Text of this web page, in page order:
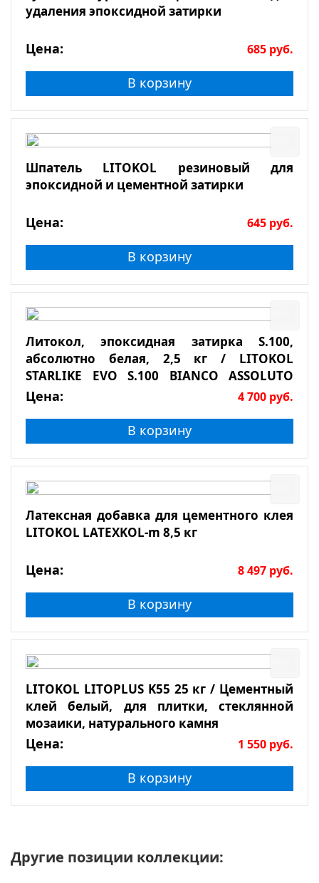
удаления эпоксидной затирки
Цена: 685 руб.
В корзину
Шпатель LITOKOL резиновый для
эпоксидной и цементной затирки
Цена: 645 руб.
В корзину
Литокол, эпоксидная затирка S.100,
абсолютно белая, 2,5 кг / LITOKOL
STARLIKE EVO S.100 BIANCO ASSOLUTO
2,5кг
Цена: 4 700 руб.
В корзину
Латексная добавка для цементного клея
LITOKOL LATEXKOL-m 8,5 кг
Цена: 8 497 руб.
В корзину
LITOKOL LITOPLUS K55 25 кг / Цементный
клей белый, для плитки, стеклянной
мозаики, натурального камня
Цена: 1 550 руб.
В корзину
Другие позиции коллекции: